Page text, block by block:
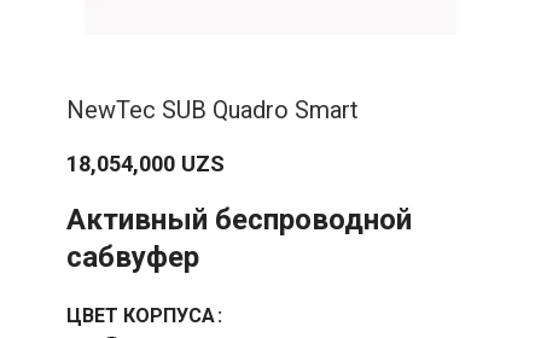
NewTec SUB Quadro Smart
18,054,000 UZS
Активный беспроводной
сабвуфер
ЦВЕТ КОРПУСА